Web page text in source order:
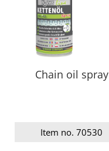
Chain oil spray
Item no. 70530